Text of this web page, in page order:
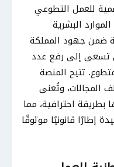
للعمل التطوعي
البشرية
ضمن جهود المملكة
رؤية 2030، والتي تسعى إلى رفع عدد
تتيح المنصة
المجالات، وتُعنى
بطريقة احترافية، مما
إطارًا قانونيًا موثوقًا